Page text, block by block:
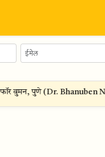
वुमन, पुणे (Dr. Bhanuben